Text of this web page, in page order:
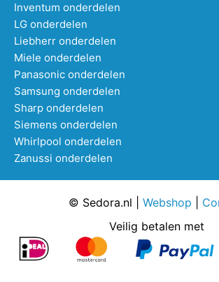
Inventum onderdelen
LG onderdelen
Liebherr onderdelen
Miele onderdelen
Panasonic onderdelen
Samsung onderdelen
Sharp onderdelen
Siemens onderdelen
Whirlpool onderdelen
Zanussi onderdelen
© Sedora.nl | Webshop
Veilig betalen met